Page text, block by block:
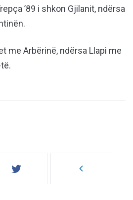
’89 i shkon Gjilanit, ndërsa
me Arbërinë, ndërsa Llapi me